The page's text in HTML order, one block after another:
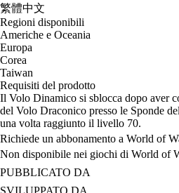
繁體中文
Regioni disponibili
Americhe e Oceania
Europa
Corea
Taiwan
Requisiti del prodotto
Il Volo Dinamico si sblocca dopo aver
del Volo Draconico presso le Sponde
una volta raggiunto il livello 70.
Richiede un abbonamento a World of
Non disponibile nei giochi di World of
PUBBLICATO DA